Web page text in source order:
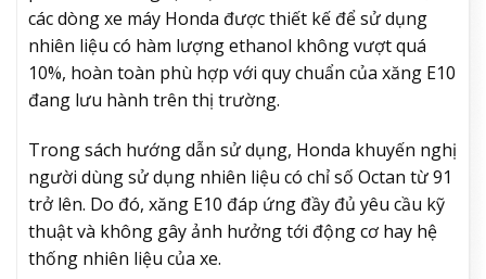
các dòng xe máy Honda được thiết kế để sử dụng
nhiên liệu có hàm lượng ethanol không vượt quá
10%, hoàn toàn phù hợp với quy chuẩn của xăng E10
đang lưu hành trên thị trường.
Trong sách hướng dẫn sử dụng, Honda khuyến nghị
người dùng sử dụng nhiên liệu có chỉ số Octan từ 91
trở lên. Do đó, xăng E10 đáp ứng đầy đủ yêu cầu kỹ
thuật và không gây ảnh hưởng tới động cơ hay hệ
thống nhiên liệu của xe.